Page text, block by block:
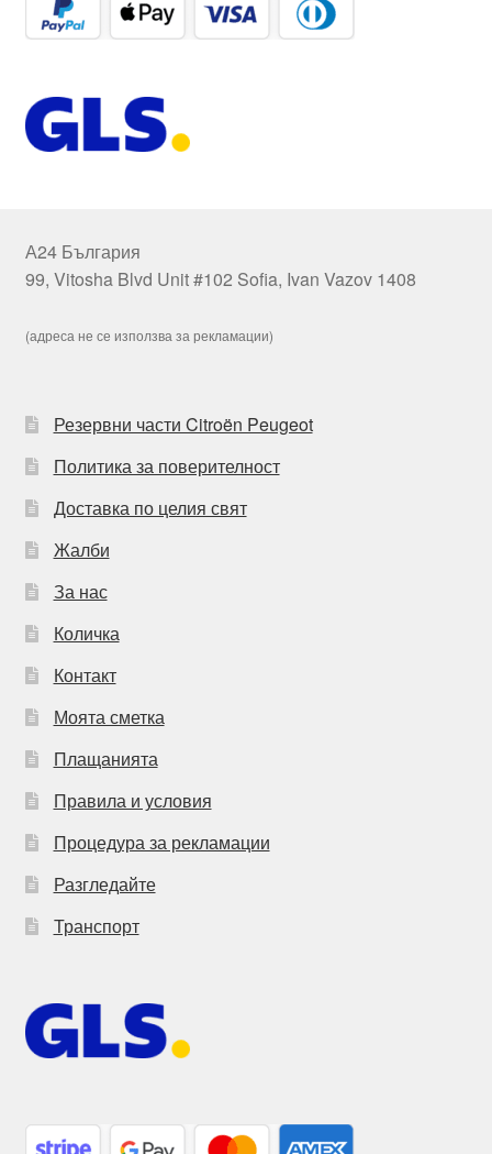
А24 България
99, Vitosha Blvd Unit #102 Sofia, Ivan Vazov 1408
(адреса не се използва за рекламации)
Резервни части Citroën Peugeot
Политика за поверителност
Доставка по целия свят
Жалби
За нас
Количка
Контакт
Моята сметка
Плащанията
Правила и условия
Процедура за рекламации
Разгледайте
Транспорт